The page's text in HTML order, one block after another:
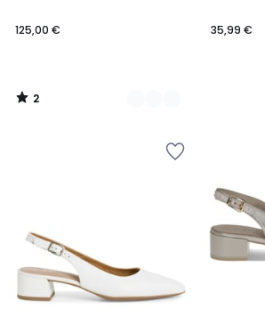
125,00 €
2
/
35,99 €